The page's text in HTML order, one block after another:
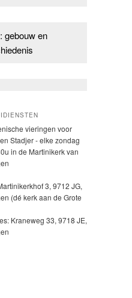
gebouw en
vieringen voor
Stadjer - elke zondag
in de Martinikerk van
3, 9712 JG,
(dé kerk aan de Grote
Kraneweg 33, 9718 JE,